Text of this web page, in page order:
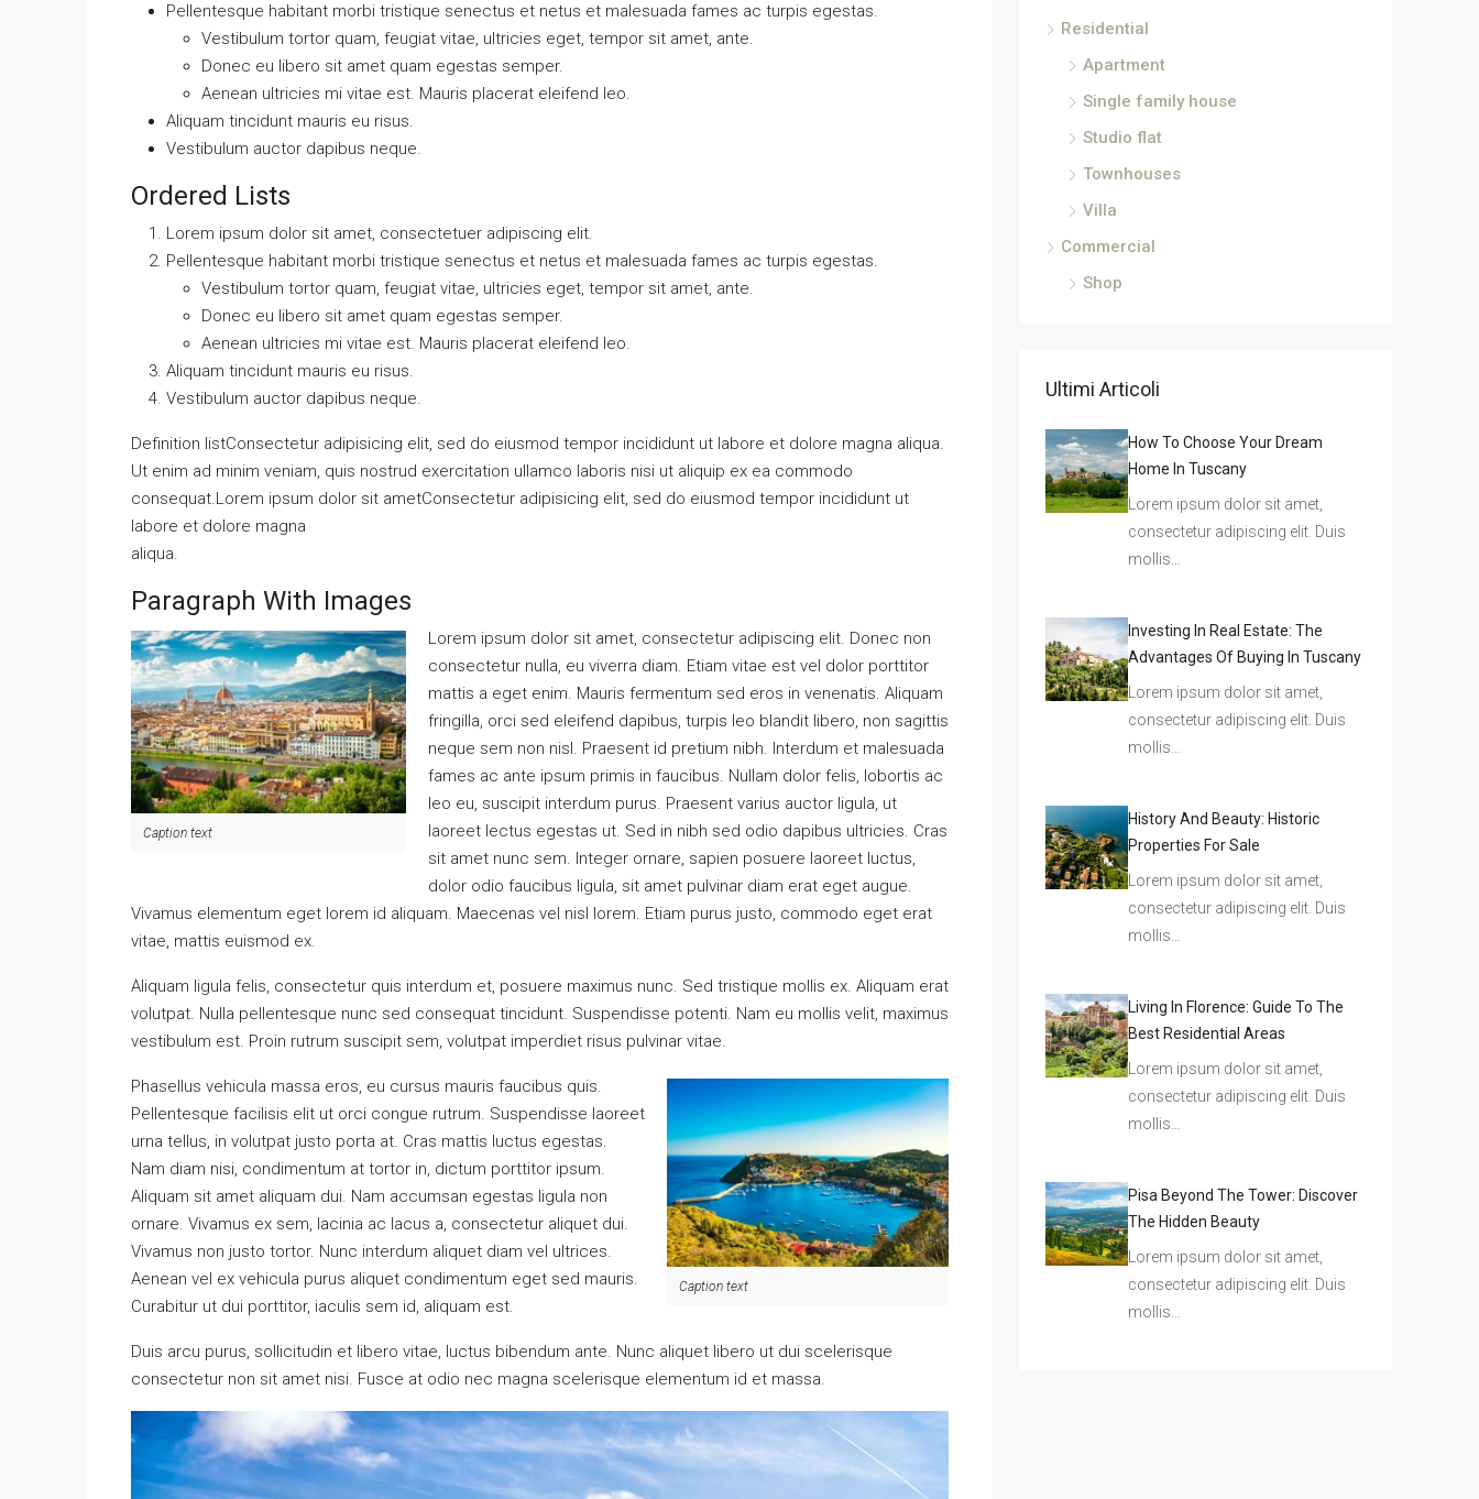
Pellentesque habitant morbi tristique senectus et netus et malesuada fames ac turpis egestas.
Vestibulum tortor quam, feugiat vitae, ultricies eget, tempor sit amet, ante.
Donec eu libero sit amet quam egestas semper.
Aenean ultricies mi vitae est. Mauris placerat eleifend leo.
Aliquam tincidunt mauris eu risus.
Vestibulum auctor dapibus neque.
Ordered Lists
Lorem ipsum dolor sit amet, consectetuer adipiscing elit.
Pellentesque habitant morbi tristique senectus et netus et malesuada fames ac turpis egestas.
Vestibulum tortor quam, feugiat vitae, ultricies eget, tempor sit amet, ante.
Donec eu libero sit amet quam egestas semper.
Aenean ultricies mi vitae est. Mauris placerat eleifend leo.
Aliquam tincidunt mauris eu risus.
Vestibulum auctor dapibus neque.
Definition listConsectetur adipisicing elit, sed do eiusmod tempor incididunt ut labore et dolore magna aliqua.
Ut enim ad minim veniam, quis nostrud exercitation ullamco laboris nisi ut aliquip ex ea commodo
consequat.Lorem ipsum dolor sit ametConsectetur adipisicing elit, sed do eiusmod tempor incididunt ut
labore et dolore magna
aliqua.
Paragraph With Images
Caption text
Lorem ipsum dolor sit amet, consectetur adipiscing elit. Donec non
consectetur nulla, eu viverra diam. Etiam vitae est vel dolor porttitor
mattis a eget enim. Mauris fermentum sed eros in venenatis. Aliquam
fringilla, orci sed eleifend dapibus, turpis leo blandit libero, non sagittis
neque sem non nisl. Praesent id pretium nibh. Interdum et malesuada
fames ac ante ipsum primis in faucibus. Nullam dolor felis, lobortis ac
leo eu, suscipit interdum purus. Praesent varius auctor ligula, ut
laoreet lectus egestas ut. Sed in nibh sed odio dapibus ultricies. Cras
sit amet nunc sem. Integer ornare, sapien posuere laoreet luctus,
dolor odio faucibus ligula, sit amet pulvinar diam erat eget augue.
Vivamus elementum eget lorem id aliquam. Maecenas vel nisl lorem. Etiam purus justo, commodo eget erat
vitae, mattis euismod ex.
Aliquam ligula felis, consectetur quis interdum et, posuere maximus nunc. Sed tristique mollis ex. Aliquam erat
volutpat. Nulla pellentesque nunc sed consequat tincidunt. Suspendisse potenti. Nam eu mollis velit, maximus
vestibulum est. Proin rutrum suscipit sem, volutpat imperdiet risus pulvinar vitae.
Caption text
Phasellus vehicula massa eros, eu cursus mauris faucibus quis.
Pellentesque facilisis elit ut orci congue rutrum. Suspendisse laoreet
urna tellus, in volutpat justo porta at. Cras mattis luctus egestas.
Nam diam nisi, condimentum at tortor in, dictum porttitor ipsum.
Aliquam sit amet aliquam dui. Nam accumsan egestas ligula non
ornare. Vivamus ex sem, lacinia ac lacus a, consectetur aliquet dui.
Vivamus non justo tortor. Nunc interdum aliquet diam vel ultrices.
Aenean vel ex vehicula purus aliquet condimentum eget sed mauris.
Curabitur ut dui porttitor, iaculis sem id, aliquam est.
Duis arcu purus, sollicitudin et libero vitae, luctus bibendum ante. Nunc aliquet libero ut dui scelerisque
consectetur non sit amet nisi. Fusce at odio nec magna scelerisque elementum id et massa.
Residential
Apartment
Single family house
Studio flat
Townhouses
Villa
Commercial
Shop
Ultimi Articoli
How To Choose Your Dream
Home In Tuscany
Lorem ipsum dolor sit amet,
consectetur adipiscing elit. Duis
mollis…
Investing In Real Estate: The
Advantages Of Buying In Tuscany
Lorem ipsum dolor sit amet,
consectetur adipiscing elit. Duis
mollis…
History And Beauty: Historic
Properties For Sale
Lorem ipsum dolor sit amet,
consectetur adipiscing elit. Duis
mollis…
Living In Florence: Guide To The
Best Residential Areas
Lorem ipsum dolor sit amet,
consectetur adipiscing elit. Duis
mollis…
Pisa Beyond The Tower: Discover
The Hidden Beauty
Lorem ipsum dolor sit amet,
consectetur adipiscing elit. Duis
mollis…